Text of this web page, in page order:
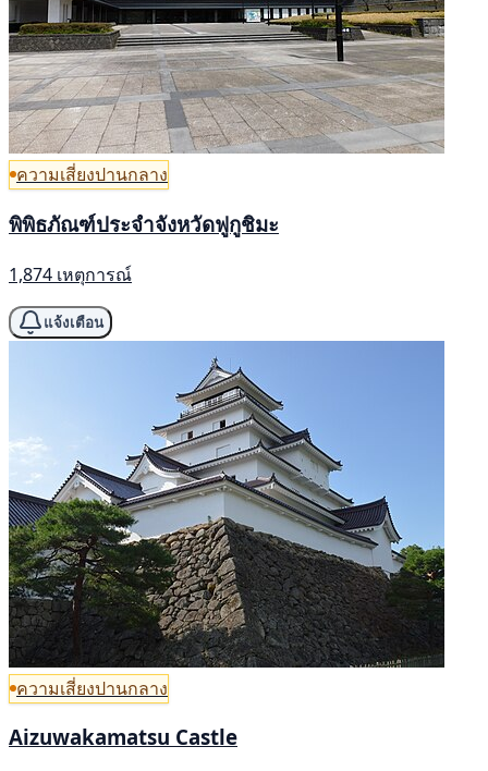
ความเสี่ยงปานกลาง
พิพิธภัณฑ์ประจำจังหวัดฟูกูชิมะ
1,874 เหตุการณ์
แจ้งเตือน
ความเสี่ยงปานกลาง
Aizuwakamatsu Castle